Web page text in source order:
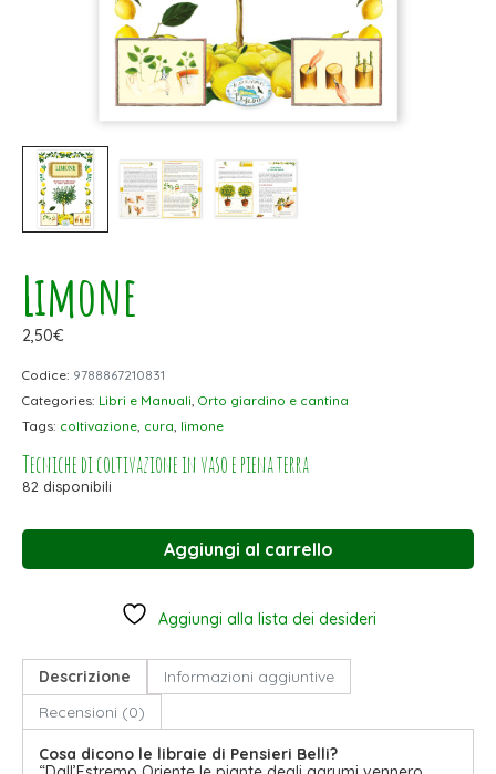
Limone
2,50€
Codice: 9788867210831
Categories: Libri e Manuali, Orto giardino e cantina
Tags: coltivazione, cura, limone
Tecniche di coltivazione in vaso e piena terra
82 disponibili
Aggiungi al carrello
Aggiungi alla lista dei desideri
Descrizione
Informazioni aggiuntive
Recensioni (0)
Cosa dicono le libraie di Pensieri Belli?